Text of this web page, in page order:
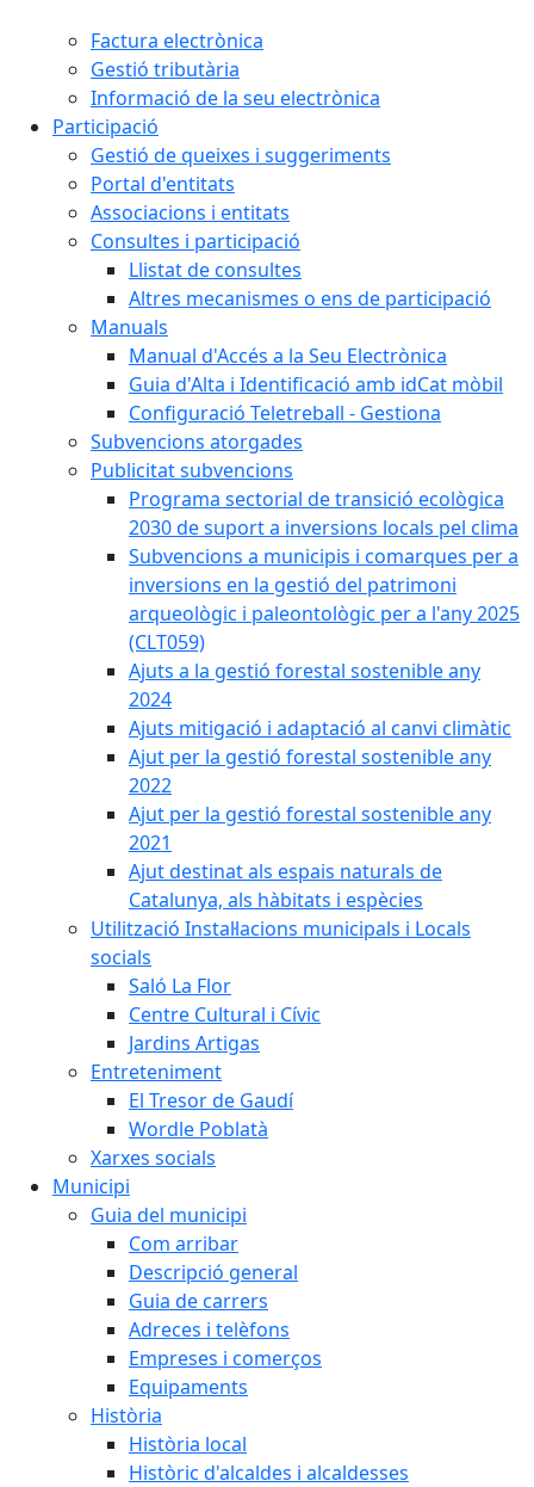
Factura electrònica
Gestió tributària
Informació de la seu electrònica
Participació
Gestió de queixes i suggeriments
Portal d'entitats
Associacions i entitats
Consultes i participació
Llistat de consultes
Altres mecanismes o ens de participació
Manuals
Manual d'Accés a la Seu Electrònica
Guia d'Alta i Identificació amb idCat mòbil
Configuració Teletreball - Gestiona
Subvencions atorgades
Publicitat subvencions
Programa sectorial de transició ecològica
2030 de suport a inversions locals pel clima
Subvencions a municipis i comarques per a
inversions en la gestió del patrimoni
arqueològic i paleontològic per a l'any 2025
(CLT059)
Ajuts a la gestió forestal sostenible any
2024
Ajuts mitigació i adaptació al canvi climàtic
Ajut per la gestió forestal sostenible any
2022
Ajut per la gestió forestal sostenible any
2021
Ajut destinat als espais naturals de
Catalunya, als hàbitats i espècies
Utilització Instal·lacions municipals i Locals
socials
Saló La Flor
Centre Cultural i Cívic
Jardins Artigas
Entreteniment
El Tresor de Gaudí
Wordle Poblatà
Xarxes socials
Municipi
Guia del municipi
Com arribar
Descripció general
Guia de carrers
Adreces i telèfons
Empreses i comerços
Equipaments
Història
Història local
Històric d'alcaldes i alcaldesses